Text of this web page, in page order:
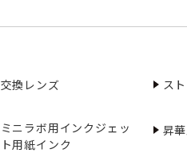
交換レンズ ス
ミニラボ用インクジェッ
ト用紙インク
昇